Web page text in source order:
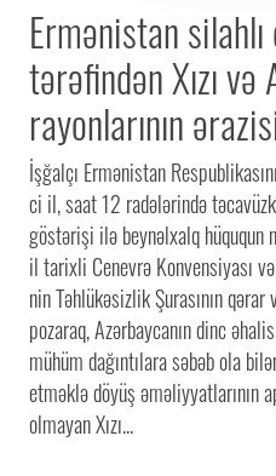
Ermənistan
tərəfindən Xızı və
rayonlarının
İşğalçı Ermənistan
ci il, saat 12 radələrində
göstərişi ilə beynəlxalq
il tarixli Cenevrə Konvensiyası
nin Təhlükəsizlik Şurasının
pozaraq, Azərbaycanın dinc
mühüm dağıntılara səbəb ola
etməklə döyüş əməliyyatlarının
olmayan Xızı...